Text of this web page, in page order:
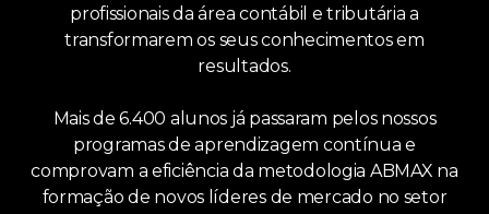
profissionais da área contábil e tributária a
transformarem os seus conhecimentos em
resultados.
Mais de 6.400 alunos já passaram pelos nossos
programas de aprendizagem contínua e
comprovam a eficiência da metodologia ABMAX na
formação de novos líderes de mercado no setor